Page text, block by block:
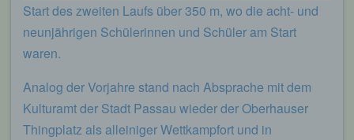
Start des zweiten Laufs über 350 m, wo die acht- und
neunjährigen Schülerinnen und Schüler am Start
waren.
Analog der Vorjahre stand nach Absprache mit dem
Kulturamt der Stadt Passau wieder der Oberhauser
Thingplatz als alleiniger Wettkampfort und in